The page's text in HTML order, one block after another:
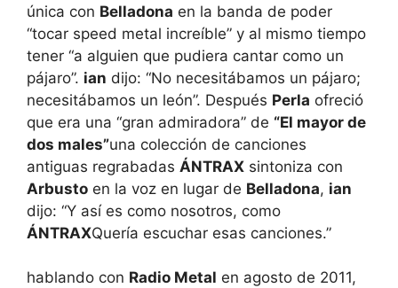
única con Belladona en la banda de poder
“tocar speed metal increíble” y al mismo tiempo
tener “a alguien que pudiera cantar como un
pájaro”. ian dijo: “No necesitábamos un pájaro;
necesitábamos un león”. Después Perla ofreció
que era una “gran admiradora” de “El mayor de
dos males”una colección de canciones
antiguas regrabadas ÁNTRAX sintoniza con
Arbusto en la voz en lugar de Belladona, ian
dijo: “Y así es como nosotros, como
ÁNTRAXQuería escuchar esas canciones.”
hablando con Radio Metal en agosto de 2011,